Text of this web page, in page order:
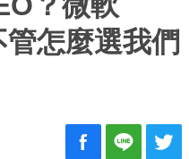
怎麼選我們